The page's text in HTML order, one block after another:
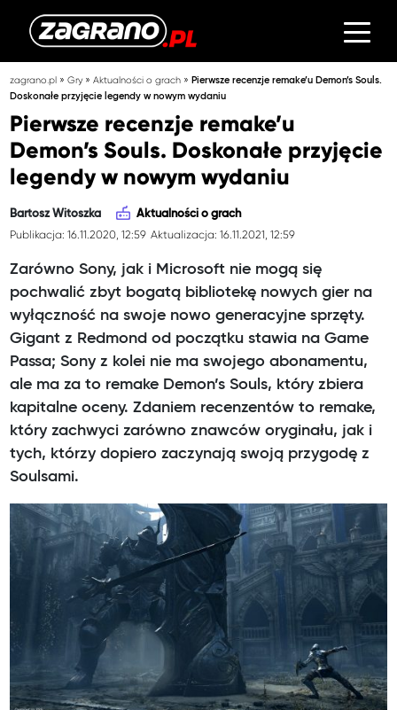
zagrano.pl »Gry»Aktualności o grach »Pierwsze recenzje remake’u Demon’s Souls.
Doskonałe przyjęcie legendy w nowym wydaniu
Pierwsze recenzje remake’u
Demon’s Souls. Doskonałe przyjęcie
legendy w nowym wydaniu
Bartosz Witoszka Aktualności o grach
Publikacja: 16.11.2020, 12:59 Aktualizacja: 16.11.2021, 12:59
Zarówno Sony, jak i Microsoft nie mogą się
pochwalić zbyt bogatą bibliotekę nowych gier na
wyłączność na swoje nowo generacyjne sprzęty.
Gigant z Redmond od początku stawia na Game
Passa; Sony z kolei nie ma swojego abonamentu,
ale ma za to remake Demon’s Souls, który zbiera
kapitalne oceny. Zdaniem recenzentów to remake,
który zachwyci zarówno znawców oryginału, jak i
tych, którzy dopiero zaczynają swoją przygodę z
Soulsami.